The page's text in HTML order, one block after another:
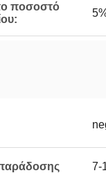
ποσοστό
7-